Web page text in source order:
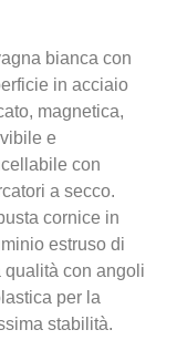
bianca con
in acciaio
magnetica,
e
con
a secco.
cornice in
estruso di
qualità con angoli
per la
stabilità.